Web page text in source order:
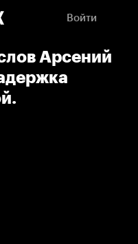
Войти
Арсений